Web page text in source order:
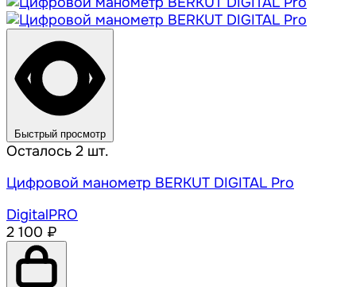
Быстрый просмотр
Осталось 2 шт.
Цифровой манометр BERKUT DIGITAL Pro
DigitalPRO
2 100 ₽